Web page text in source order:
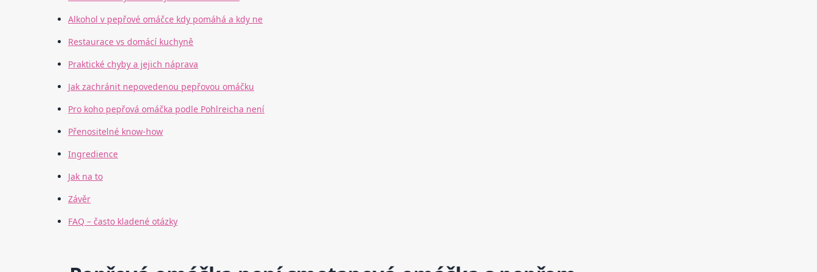
Alkohol v pepřové omáčce kdy pomáhá a kdy ne
Restaurace vs domácí kuchyně
Praktické chyby a jejich náprava
Jak zachránit nepovedenou pepřovou omáčku
Pro koho pepřová omáčka podle Pohlreicha není
Přenositelné know-how
Ingredience
Jak na to
Závěr
FAQ – často kladené otázky